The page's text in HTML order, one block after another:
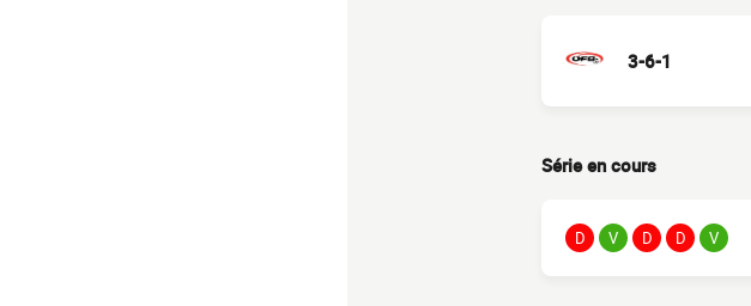
3-6-1
Série en cours
D V D D V